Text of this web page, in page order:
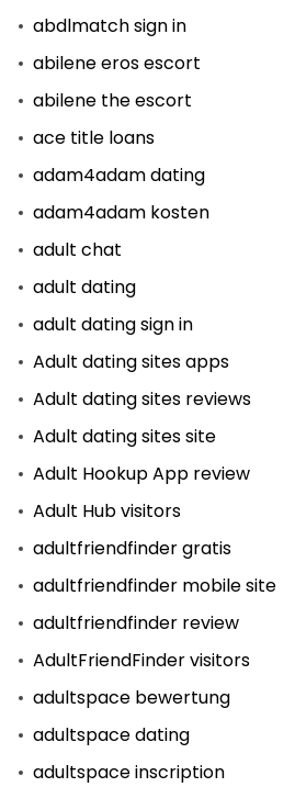
abdlmatch sign in
abilene eros escort
abilene the escort
ace title loans
adam4adam dating
adam4adam kosten
adult chat
adult dating
adult dating sign in
Adult dating sites apps
Adult dating sites reviews
Adult dating sites site
Adult Hookup App review
Adult Hub visitors
adultfriendfinder gratis
adultfriendfinder mobile site
adultfriendfinder review
AdultFriendFinder visitors
adultspace bewertung
adultspace dating
adultspace inscription